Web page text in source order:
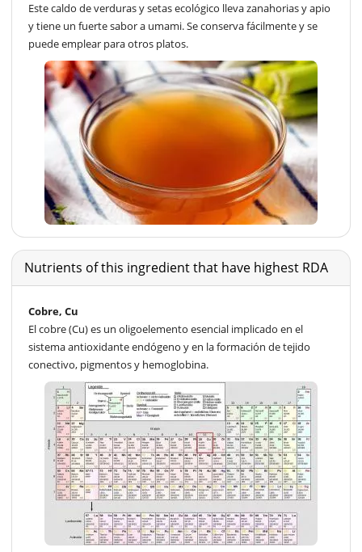
Este caldo de verduras y setas ecológico lleva zanahorias y apio
y tiene un fuerte sabor a umami. Se conserva fácilmente y se
puede emplear para otros platos.
Nutrients of this ingredient that have highest RDA
Cobre, Cu
El cobre (Cu) es un oligoelemento esencial implicado en el
sistema antioxidante endógeno y en la formación de tejido
conectivo, pigmentos y hemoglobina.